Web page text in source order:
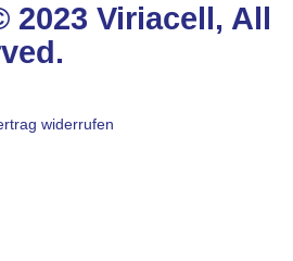
Viriacell, All
widerrufen